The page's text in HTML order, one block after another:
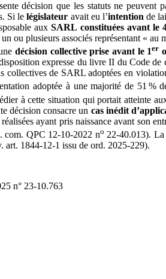
décision que les statuts ne peuvent
Si lelégislateur avait eu l’intention de
auxSARL constituées avant le
ou plusieurs associés représentant «
décision collective prise avant le 1er
expresse du livre II du Code
collectives de SARL adoptées en
adoptée à une majorité de 51 %
à cette situation qui portait atteinte
décision consacre un cas inédit
ayant pris naissance avant son
com. QPC 12-10-2022 no 22-40.013).
art. 1844-12-1 issu de ord. 2025-229).
n° 23-10.763